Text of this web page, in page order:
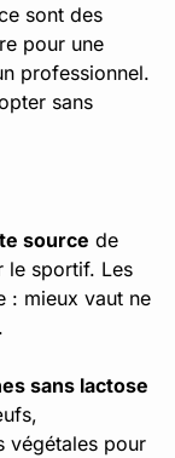
sont des
pour une
professionnel.
sans
source de
le sportif. Les
: mieux vaut ne
sans lactose
végétales pour